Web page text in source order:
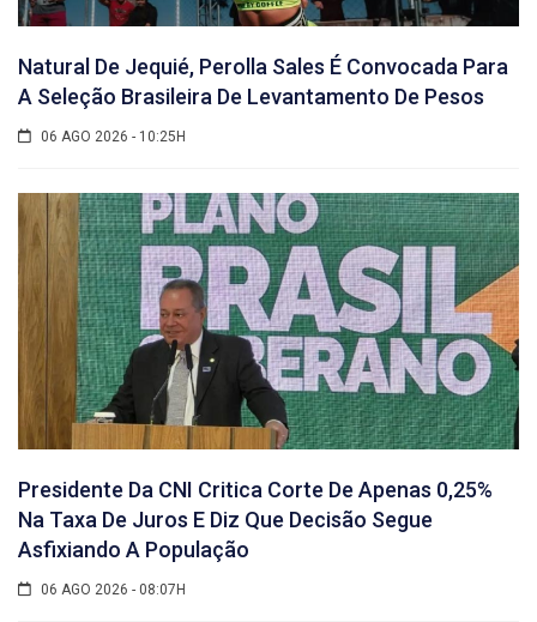
Natural De Jequié, Perolla Sales É Convocada Para
A Seleção Brasileira De Levantamento De Pesos
06 AGO 2026 - 10:25H
Presidente Da CNI Critica Corte De Apenas 0,25%
Na Taxa De Juros E Diz Que Decisão Segue
Asfixiando A População
06 AGO 2026 - 08:07H